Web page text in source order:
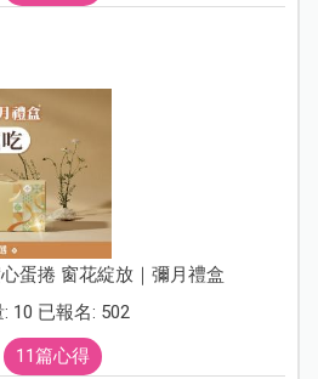
心蛋捲 窗花綻放｜彌月禮盒
10 已報名: 502
11篇心得